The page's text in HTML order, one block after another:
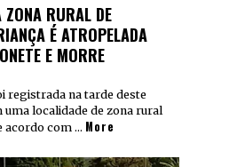
RURAL DE
É ATROPELADA
E MORRE
registrada na tarde deste
uma localidade de zona rural
acordo com … More